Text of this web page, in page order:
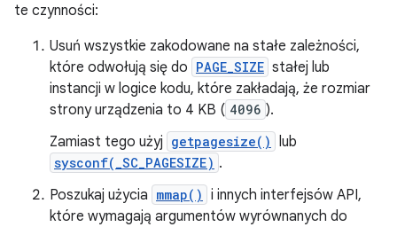
te czynności:
Usuń wszystkie zakodowane na stałe zależności,
które odwołują się do PAGE_SIZE stałej lub
instancji w logice kodu, które zakładają, że rozmiar
strony urządzenia to 4 KB ( 4096 ).
Zamiast tego użyj getpagesize() lub
sysconf(_SC_PAGESIZE) .
Poszukaj użycia mmap() i innych interfejsów API,
które wymagają argumentów wyrównanych do